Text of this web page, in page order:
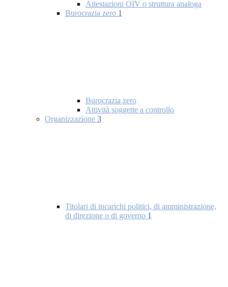
Attestazioni OIV o struttura analoga
Burocrazia zero 1
Burocrazia zero
Attività soggette a controllo
Organizzazione 3
Titolari di incarichi politici, di amministrazione,
di direzione o di governo 1